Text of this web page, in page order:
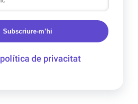
Subscriure-m’hi
política de privacitat